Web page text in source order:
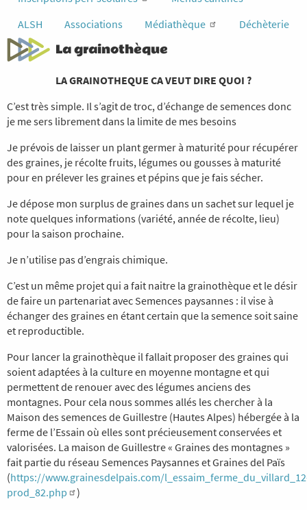
ALSH
Associations Médiathèque Déchèterie
La grainothèque
LA GRAINOTHEQUE CA VEUT DIRE QUOI ?
C’est très simple. Il s’agit de troc, d’échange de semences donc
je me sers librement dans la limite de mes besoins
Je prévois de laisser un plant germer à maturité pour récupérer
des graines, je récolte fruits, légumes ou gousses à maturité
pour en prélever les graines et pépins que je fais sécher.
Je dépose mon surplus de graines dans un sachet sur lequel je
note quelques informations (variété, année de récolte, lieu)
pour la saison prochaine.
Je n’utilise pas d’engrais chimique.
C’est un même projet qui a fait naitre la grainothèque et le désir
de faire un partenariat avec Semences paysannes : il vise à
échanger des graines en étant certain que la semence soit saine
et reproductible.
Pour lancer la grainothèque il fallait proposer des graines qui
soient adaptées à la culture en moyenne montagne et qui
permettent de renouer avec des légumes anciens des
montagnes. Pour cela nous sommes allés les chercher à la
Maison des semences de Guillestre (Hautes Alpes) hébergée à la
ferme de l’Essain où elles sont précieusement conservées et
valorisées. La maison de Guillestre « Graines des montagnes »
fait partie du réseau Semences Paysannes et Graines del Païs
(https://www.grainesdelpais.com/
prod_82.php
)